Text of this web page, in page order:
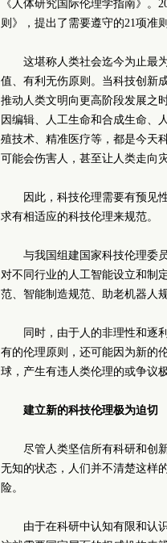
《人体研究国际伦理学指南》。
则》，提出了需要遵守的21项准则
这堪称人类社会迄今为止最
值、有利无伤原则。当科技创新
推动人类文明向更高阶段发展之
因编辑、人工生命和合成生命、
殖技术、精准医疗等，都是今天
可能会伤害人，甚至让人类走向
因此，科技伦理需要有预见
求有相适应的科技伦理来规范。
与我国组建国家科技伦理委
对不同行业的人工智能设立和制
范、智能制造规范、助老机器人规
同时，由于人的非理性和逐
有的伦理原则，还可能因为新的
球，产生有违人类伦理的或争议
建立新的科技伦理极为迫切
尽管人类坚信所有科研和创
无知的状态，人们并不清楚这样
险。
由于在科研中认知有限和认